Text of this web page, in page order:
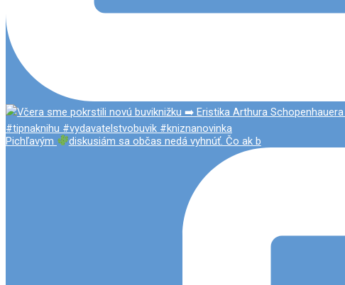
Pichľavým diskusiám sa občas nedá vyhnúť. Čo ak b